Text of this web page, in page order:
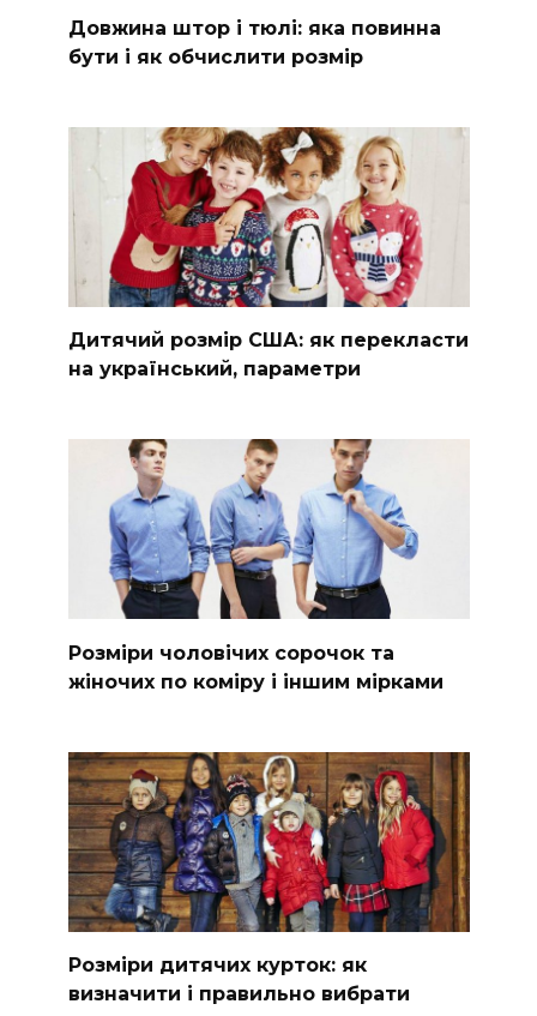
Довжина штор і тюлі: яка повинна
бути і як обчислити розмір
Дитячий розмір США: як перекласти
на український, параметри
Розміри чоловічих сорочок та
жіночих по коміру і іншим мірками
Розміри дитячих курток: як
визначити і правильно вибрати